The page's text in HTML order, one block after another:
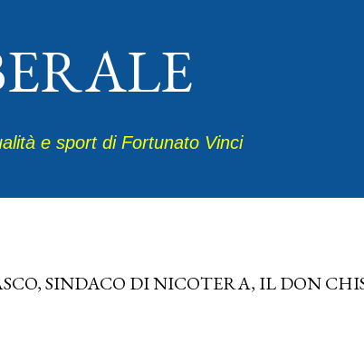
e sport di Fortunato Vinci
SINDACO DI NICOTERA, IL DON